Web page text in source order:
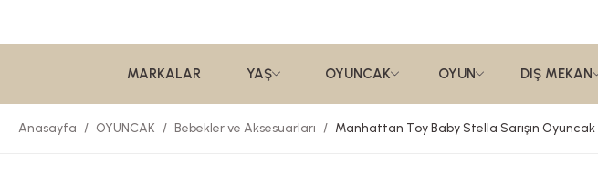
MARKALAR YAŞ OYUNCAK OYUN DIŞ MEKAN
Anasayfa OYUNCAK Bebekler ve Aksesuarları Manhattan Toy Baby Stella Sarışın